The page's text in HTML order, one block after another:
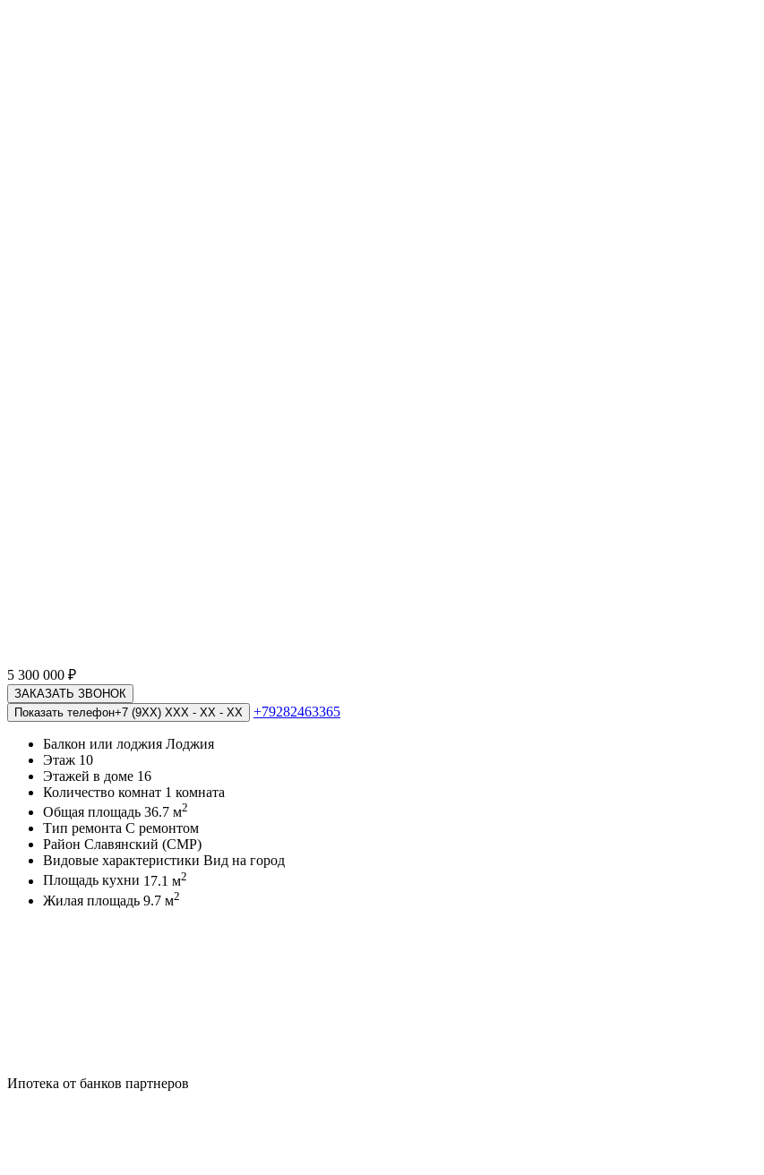
5 300 000 ₽
ЗАКАЗАТЬ ЗВОНОК
Показать телефон+7 (9XX) XXX - XX - XX +79282463365
Балкон или лоджия Лоджия
Этаж 10
Этажей в доме 16
Количество комнат 1 комната
Общая площадь 36.7 м2
Тип ремонта С ремонтом
Район Славянский (СМР)
Видовые характеристики Вид на город
Площадь кухни 17.1 м2
Жилая площадь 9.7 м2
Ипотека от банков партнеров